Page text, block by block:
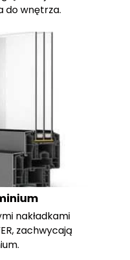
do wnętrza.
nakładkami
zachwycają